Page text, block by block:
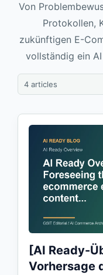
Von
Protokollen,
zukünftigen E-
vollständig ein
4 articles
[AI Ready-
Vorhersage